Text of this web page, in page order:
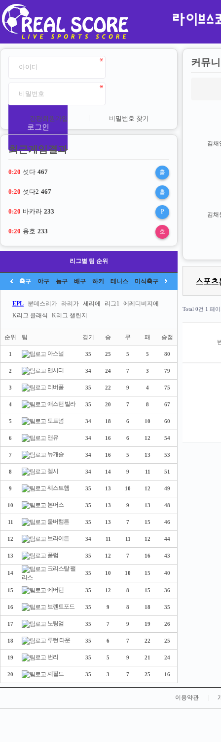
로그인
간편회원가입 비밀번호 찾기
최근게임결과
0:20 섯다 467 홀
0:20 섯다2 467 홀
0:20 바카라 233 P
0:20 용호 233 호
리그별 팀 순위
축구 야구 농구 배구 하키 테니스 미식축구
EPL 분데스리가 라리가 세리에 리그1
에레디비지에
K리그 클래식
K리그 챌린지
순위 팀 경기 승 무 패 승점
1 아스널 35 25 5 5 80
2 맨시티 34 24 7 3 79
3 리버풀 35 22 9 4 75
4 애스턴 빌라 35 20 7 8 67
5 토트넘 34 18 6 10 60
6 맨유 34 16 6 12 54
7 뉴캐슬 34 16 5 13 53
8 첼시 34 14 9 11 51
9 웨스트햄 35 13 10 12 49
10 본머스 35 13 9 13 48
11 울버햄튼 35 13 7 15 46
12 브라이튼 34 11 11 12 44
13 풀럼 35 12 7 16 43
14
크리스탈 팰
리스
35 10 10 15 40
15 에버턴 35 12 8 15 36
16 브렌트포드 35 9 8 18 35
17 노팅엄 35 7 9 19 26
18 루턴 타운 35 6 7 22 25
19 번리 35 5 9 21 24
20 셰필드 35 3 7 25 16
커뮤
김채
김채
Total 0건 1 페
이용약관